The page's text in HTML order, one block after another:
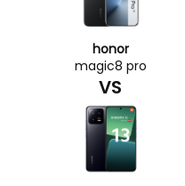
honor
magic8 pro
VS